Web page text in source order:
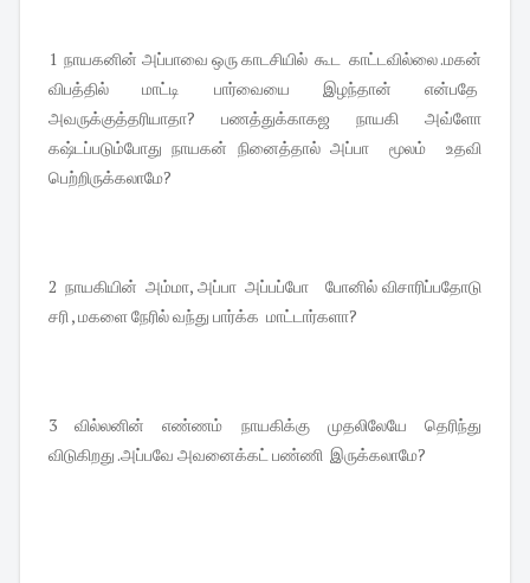
1 நாயகனின் அப்பாவை ஒரு காடசியில் கூட காட்டவில்லை .மகன்
விபத்தில் மாட்டி பார்வையை இழந்தான் என்பதே
அவருக்குத்தரியாதா? பணத்துக்காகஜ நாயகி அவ்ளோ
கஷ்டப்படும்போது நாயகன் நினைத்தால் அப்பா மூலம் உதவி
பெற்றிருக்கலாமே?
2 நாயகியின் அம்மா, அப்பா அப்பப்போ போனில் விசாரிப்பதோடு
சரி , மகளை நேரில் வந்து பார்க்க மாட்டார்களா?
3 வில்லனின் எண்ணம் நாயகிக்கு முதலிலேயே தெரிந்து
விடுகிறது .அப்பவே அவனைக்கட் பண்ணி இருக்கலாமே?